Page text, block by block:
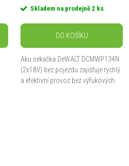
Skladem na prodejně 2 ks
DO KOŠÍKU
Aku sekačka DeWALT DCMWP134N
(2x18V) bez pojezdu zajišťuje rychlý
a efektivní provoz bez výfukových